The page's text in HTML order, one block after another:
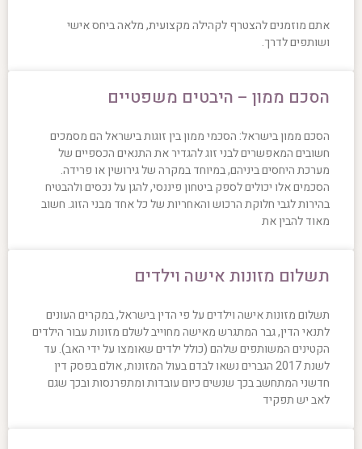
אתם מוזמנים להצטרף לקהילה מקצועית, מלאה ביחס אישי
ושותפים לדרך.
הסכם ממון – היבטים משפטיים
הסכם ממון בישראל: הסכמי ממון בין זוגות בישראל הם מסמכים
חשובים המאפשרים לבני זוג להגדיר את התנאים הכספיים של
מערכת היחסים ביניהם, במיוחד במקרה של גירושין או פרידה.
הסכמים אלו יכולים לספק ביטחון פיננסי, להגן על נכסים ולהבטיח
בהירות לגבי חלוקת הרכוש והאחריות של כל אחד מבני הזוג. חשוב
מאוד להבין את
תשלום מזונות אישה וילדים
תשלום מזונות אישה וילדים על פי הדין בישראל, במקרים העונים
לתנאי הדין, גבר המתגרש מאישה מחוייב לשלם מזונות עבור הילדים
הקטינים המשותפים שלהם (כולל ילדים שאומצו על ידי האב). עד
לשנת 2017 הגברים נשאו לבדם בעול המזונות, אולם בפסק דין
חדשני המתחשב בכך שנשים כיום עובדות ומתפרנסות ובכך שגם
לאב יש תפקיד